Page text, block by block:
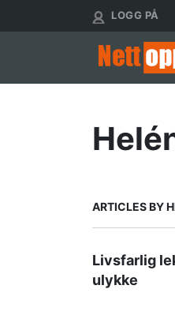
til
User
LOGG PÅ
ARTICLES BY
Livsfarlig
ulykke